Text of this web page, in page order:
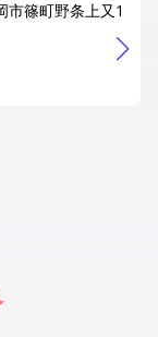
市篠町野条上又1